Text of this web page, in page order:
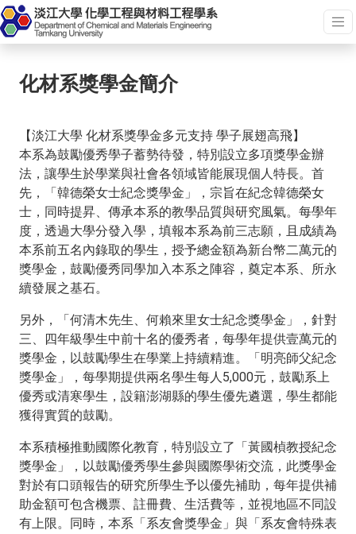
化材系獎學金簡介
【淡江大學 化材系獎學金多元支持 學子展翅高飛】
本系為鼓勵優秀學子蓄勢待發，特別設立多項獎學金辦
法，讓學生於學業與社會各領域皆能展現個人特長。首
先，「韓德榮女士紀念獎學金」，宗旨在紀念韓德榮女
士，同時提昇、傳承本系的教學品質與研究風氣。每學年
度，透過大學分發入學，填報本系為前三志願，且成績為
本系前五名內錄取的學生，授予總金額為新台幣二萬元的
獎學金，鼓勵優秀同學加入本系之陣容，奠定本系、所永
續發展之基石。
另外，「何清木先生、何賴來里女士紀念獎學金」，針對
三、四年級學生中前十名的優秀者，每學年提供壹萬元的
獎學金，以鼓勵學生在學業上持續精進。「明亮師父紀念
獎學金」，每學期提供兩名學生每人5,000元，鼓勵系上
優秀或清寒學生，設籍澎湖縣的學生優先遴選，學生都能
獲得實質的鼓勵。
本系積極推動國際化教育，特別設立了「黃國楨教授紀念
獎學金」，以鼓勵優秀學生參與國際學術交流，此獎學金
對於有口頭報告的研究所學生予以優先補助，每年提供補
助金額可包含機票、註冊費、生活費等，並視地區不同設
有上限。同時，本系「系友會獎學金」與「系友會特殊表